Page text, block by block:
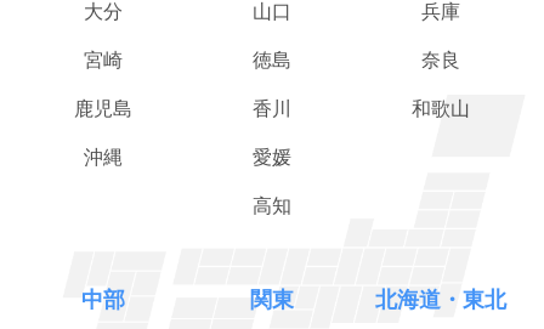
大分
宮崎
鹿児島
沖縄
山口
徳島
香川
愛媛
高知
兵庫
奈良
和歌山
中部 関東 北海道・東北